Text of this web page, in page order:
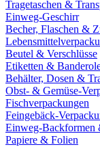
Tragetaschen &
Einweg-Geschirr
Becher, Flaschen &
Beutel & Verschlüsse
Etiketten &
Behälter, Dosen &
Obst- & Gemüse-
Fischverpackungen
Feingebäck-
Einweg-Backformen
Papiere & Folien